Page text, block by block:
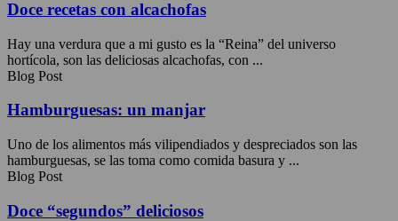
Doce recetas con alcachofas
Hay una verdura que a mi gusto es la “Reina” del universo
hortícola, son las deliciosas alcachofas, con ...
Blog Post
Hamburguesas: un manjar
Uno de los alimentos más vilipendiados y despreciados son las
hamburguesas, se las toma como comida basura y ...
Blog Post
Doce “segundos” deliciosos